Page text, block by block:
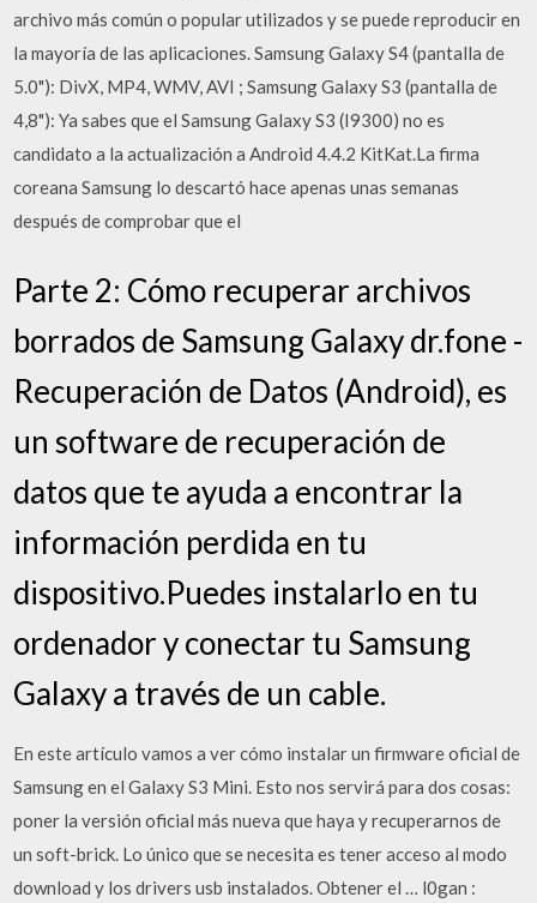
archivo más común o popular utilizados y se puede reproducir en
la mayoría de las aplicaciones. Samsung Galaxy S4 (pantalla de
5.0"): DivX, MP4, WMV, AVI ; Samsung Galaxy S3 (pantalla de
4,8"): Ya sabes que el Samsung Galaxy S3 (I9300) no es
candidato a la actualización a Android 4.4.2 KitKat.La firma
coreana Samsung lo descartó hace apenas unas semanas
después de comprobar que el
Parte 2: Cómo recuperar archivos
borrados de Samsung Galaxy dr.fone -
Recuperación de Datos (Android), es
un software de recuperación de
datos que te ayuda a encontrar la
información perdida en tu
dispositivo.Puedes instalarlo en tu
ordenador y conectar tu Samsung
Galaxy a través de un cable.
En este artículo vamos a ver cómo instalar un firmware oficial de
Samsung en el Galaxy S3 Mini. Esto nos servirá para dos cosas:
poner la versión oficial más nueva que haya y recuperarnos de
un soft-brick. Lo único que se necesita es tener acceso al modo
download y los drivers usb instalados. Obtener el … l0gan :